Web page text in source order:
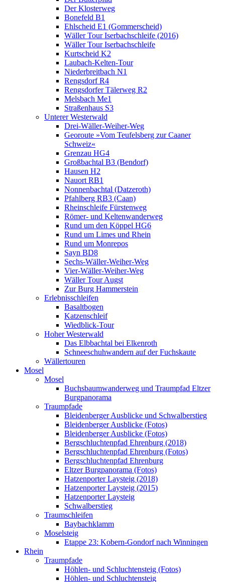
Der Klosterweg
Bonefeld B1
Ehlscheid E1 (Gommerscheid)
Wäller Tour Iserbachschleife (2016)
Wäller Tour Iserbachschleife
Kurtscheid K2
Laubach-Kelten-Tour
Niederbreitbach N1
Rengsdorf R4
Rengsdorfer Tälerweg R2
Melsbach Me1
Straßenhaus S3
Unterer Westerwald
Drei-Wäller-Weiher-Weg
Georoute »Vom Teufelsberg zur Caaner
Schweiz«
Grenzau HG4
Großbachtal B3 (Bendorf)
Hausen H2
Nauort RB1
Nonnenbachtal (Datzeroth)
Pfahlberg RB3 (Caan)
Rheinschleife Fürstenweg
Römer- und Keltenwanderweg
Rund um den Köppel HG6
Rund um Limes und Rhein
Rund um Monrepos
Sayn BD8
Sechs-Wäller-Weiher-Weg
Vier-Wäller-Weiher-Weg
Wäller Tour Augst
Zur Burg Hammerstein
Erlebnisschleifen
Basaltbogen
Katzenschleif
Wiedblick-Tour
Hoher Westerwald
Das Elbbachtal bei Elkenroth
Schneeschuhwandern auf der Fuchskaute
Wällertouren
Mosel
Mosel
Buchsbaumwanderweg und Traumpfad Eltzer
Burgpanorama
Traumpfade
Bleidenberger Ausblicke und Schwalberstieg
Bleidenberger Ausblicke (Fotos)
Bleidenberger Ausblicke (Fotos)
Bergschluchtenpfad Ehrenburg (2018)
Bergschluchtenpfad Ehrenburg (Fotos)
Bergschluchtenpfad Ehrenburg
Eltzer Burgpanorama (Fotos)
Hatzenporter Laysteig (2018)
Hatzenporter Laysteig (2015)
Hatzenporter Laysteig
Schwalberstieg
Traumschleifen
Baybachklamm
Moselsteig
Etappe 23: Kobern-Gondorf nach Winningen
Rhein
Traumpfade
Höhlen- und Schluchtensteig (Fotos)
Höhlen- und Schluchtensteig